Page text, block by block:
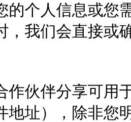
的个人信息或您
，我们会直接或
作伙伴分享可用
地址），除非您